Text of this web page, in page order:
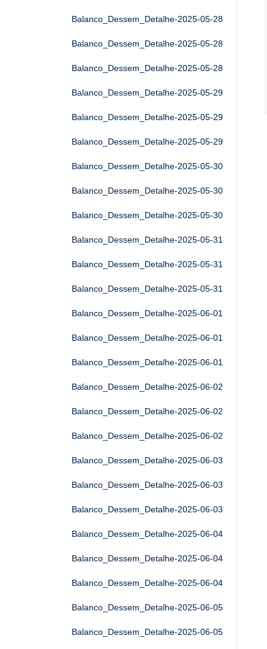
Balanco_Dessem_Detalhe-2025-05-28
Balanco_Dessem_Detalhe-2025-05-28
Balanco_Dessem_Detalhe-2025-05-28
Balanco_Dessem_Detalhe-2025-05-29
Balanco_Dessem_Detalhe-2025-05-29
Balanco_Dessem_Detalhe-2025-05-29
Balanco_Dessem_Detalhe-2025-05-30
Balanco_Dessem_Detalhe-2025-05-30
Balanco_Dessem_Detalhe-2025-05-30
Balanco_Dessem_Detalhe-2025-05-31
Balanco_Dessem_Detalhe-2025-05-31
Balanco_Dessem_Detalhe-2025-05-31
Balanco_Dessem_Detalhe-2025-06-01
Balanco_Dessem_Detalhe-2025-06-01
Balanco_Dessem_Detalhe-2025-06-01
Balanco_Dessem_Detalhe-2025-06-02
Balanco_Dessem_Detalhe-2025-06-02
Balanco_Dessem_Detalhe-2025-06-02
Balanco_Dessem_Detalhe-2025-06-03
Balanco_Dessem_Detalhe-2025-06-03
Balanco_Dessem_Detalhe-2025-06-03
Balanco_Dessem_Detalhe-2025-06-04
Balanco_Dessem_Detalhe-2025-06-04
Balanco_Dessem_Detalhe-2025-06-04
Balanco_Dessem_Detalhe-2025-06-05
Balanco_Dessem_Detalhe-2025-06-05